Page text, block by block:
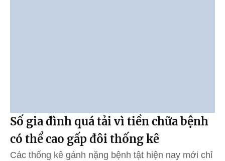
Số gia đình quá tải vì tiền chữa bệnh
có thể cao gấp đôi thống kê
Các thống kê gánh nặng bệnh tật hiện nay mới chỉ